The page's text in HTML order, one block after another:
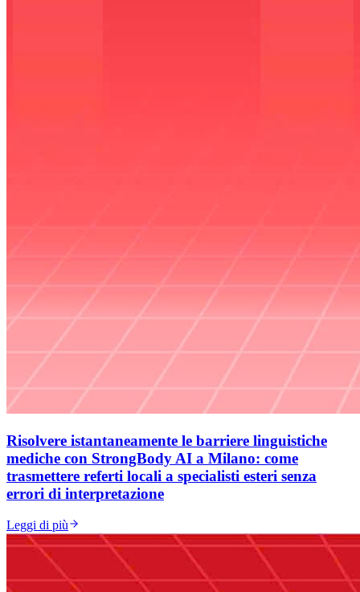
Risolvere istantaneamente le barriere linguistiche
mediche con StrongBody AI a Milano: come
trasmettere referti locali a specialisti esteri senza
errori di interpretazione
Leggi di più